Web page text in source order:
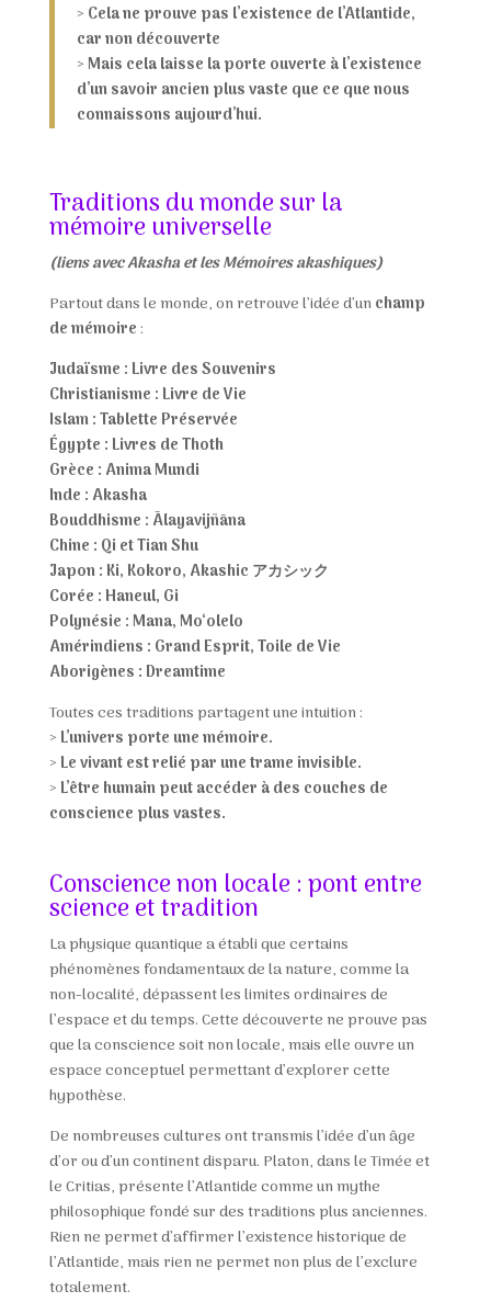
> Cela ne prouve pas l’existence de l’Atlantide,
car non découverte
> Mais cela laisse la porte ouverte à l’existence
d’un savoir ancien plus vaste que ce que nous
connaissons aujourd’hui.
Traditions du monde sur la
mémoire universelle
(liens avec Akasha et les Mémoires akashiques)
Partout dans le monde, on retrouve l’idée d’unchamp
de mémoire :
Judaïsme : Livre des Souvenirs
Christianisme : Livre de Vie
Islam : Tablette Préservée
Égypte : Livres de Thoth
Grèce : Anima Mundi
Inde : Akasha
Bouddhisme : Ālayavijñāna
Chine : Qi et Tian Shu
Japon : Ki, Kokoro, Akashic アカシック
Corée : Haneul, Gi
Polynésie : Mana, Mo‘olelo
Amérindiens : Grand Esprit, Toile de Vie
Aborigènes : Dreamtime
Toutes ces traditions partagent une intuition :
> L’univers porte une mémoire.
> Le vivant est relié par une trame invisible.
> L’être humain peut accéder à des couches de
conscience plus vastes.
Conscience non locale : pont entre
science et tradition
La physique quantique a établi que certains
phénomènes fondamentaux de la nature, comme la
non-localité, dépassent les limites ordinaires de
l’espace et du temps. Cette découverte ne prouve pas
que la conscience soit non locale, mais elle ouvre un
espace conceptuel permettant d’explorer cette
hypothèse.
De nombreuses cultures ont transmis l’idée d’un âge
d’or ou d’un continent disparu. Platon, dans le Timée et
le Critias, présente l’Atlantide comme un mythe
philosophique fondé sur des traditions plus anciennes.
Rien ne permet d’affirmer l’existence historique de
l’Atlantide, mais rien ne permet non plus de l’exclure
totalement.